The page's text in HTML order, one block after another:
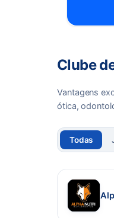
Clube
Vantagens
ótica,
Todas
(abre em